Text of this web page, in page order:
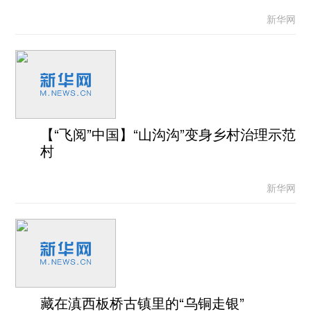
新华网
【“飞阅”中国】“山沟沟”变身乡村治理示范
村
新华网
藏在滇西板桥古镇里的“乌铜走银”